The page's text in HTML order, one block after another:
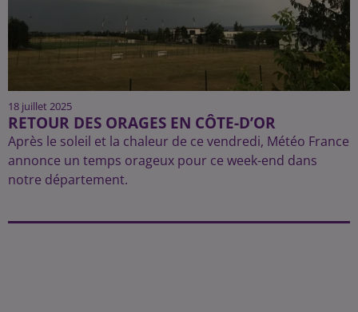
18 juillet 2025
RETOUR DES ORAGES EN CÔTE-D’OR
Après le soleil et la chaleur de ce vendredi, Météo France
annonce un temps orageux pour ce week-end dans
notre département.